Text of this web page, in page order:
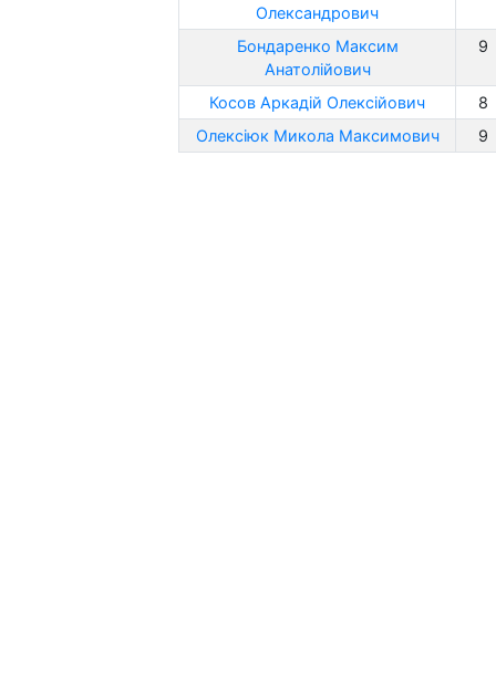
Олександрович
Бондаренко Максим
Анатолійович
9
Косов Аркадій Олексійович
8
Олексіюк Микола Максимович
9